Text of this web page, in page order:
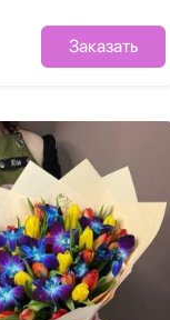
Заказать